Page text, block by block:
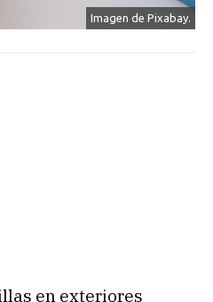
Imagen de Pixabay.
en exteriores